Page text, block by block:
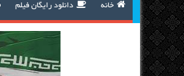
خانه دانلود رایگان فیلم